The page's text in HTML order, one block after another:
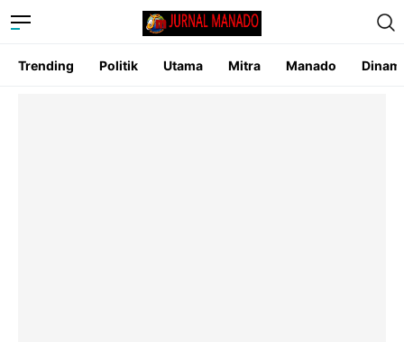
Trending Politik Utama Mitra Manado